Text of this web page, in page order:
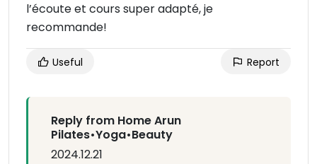
l’écoute et cours super adapté, je
recommande!
Useful Report
Reply from Home Arun
Pilates•Yoga•Beauty
2024.12.21